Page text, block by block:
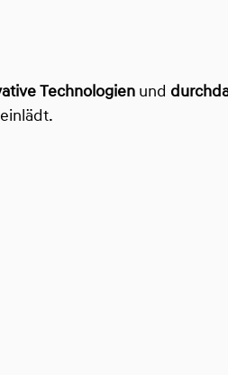
Technologien und